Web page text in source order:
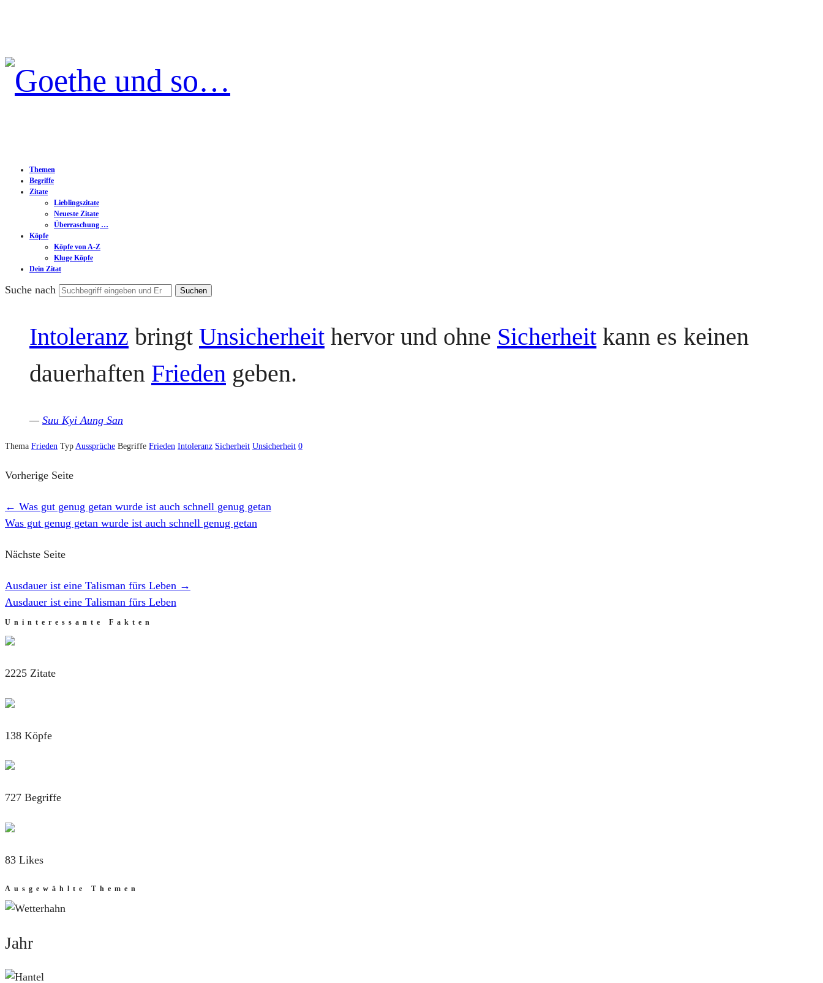
Goethe
so…
Themen
Begriffe
Zitate
Lieblingszitate
Neueste Zitate
Überraschung …
Köpfe
Köpfe von A-Z
Kluge Köpfe
Dein Zitat
Suche nach
Intoleranz bringt Unsicherheit hervor und ohne Sicherheit kann es keinen
dauerhaften Frieden geben.
— Suu Kyi Aung San
Thema Frieden Typ Aussprüche Begriffe Frieden Intoleranz Sicherheit Unsicherheit 0
Vorherige Seite
← Was gut genug getan wurde ist auch schnell genug getan
Was gut genug getan wurde ist auch schnell genug getan
Nächste Seite
Ausdauer ist eine Talisman fürs Leben →
Ausdauer ist eine Talisman fürs Leben
Uninteressante Fakten
2225 Zitate
138 Köpfe
727 Begriffe
83 Likes
Ausgewählte Themen
Jahr
Jahr
Sport